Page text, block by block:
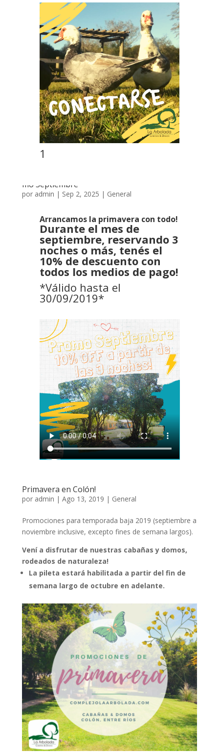
1
mo Septiembre
por admin | Sep 2, 2025 | General
Arrancamos la primavera con todo!
Durante el mes de
septiembre, reservando 3
noches o más, tenés el
10% de descuento con
todos los medios de pago!
*Válido hasta el
30/09/2019*
Primavera en Colón!
por admin | Ago 13, 2019 | General
Promociones para temporada baja 2019 (septiembre a
noviembre inclusive, excepto fines de semana largos).
Vení a disfrutar de nuestras cabañas y domos,
rodeados de naturaleza!
La pileta estará habilitada a partir del fin de
semana largo de octubre en adelante.